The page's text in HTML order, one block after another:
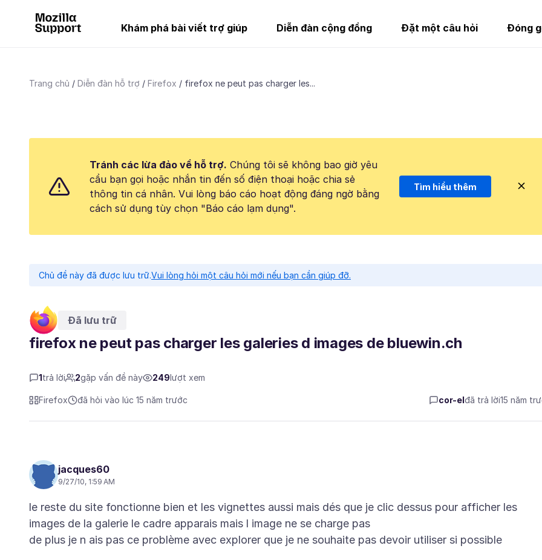
Khám phá bài viết trợ giúp Diễn đàn cộng đồng Đặt một câu hỏi Đóng
Trang chủ Diễn đàn hỗ trợ Firefox firefox ne peut pas charger les...
Tránh các lừa đảo về hỗ trợ. Chúng tôi sẽ không bao giờ yêu
cầu bạn gọi hoặc nhắn tin đến số điện thoại hoặc chia sẻ
thông tin cá nhân. Vui lòng báo cáo hoạt động đáng ngờ bằng
cách sử dụng tùy chọn "Báo cáo lạm dụng".
Tìm hiểu thêm
Chủ đề này đã được lưu trữ.Vui lòng hỏi một câu hỏi mới nếu bạn cần giúp đỡ.
Đã lưu trữ
firefox ne peut pas charger les galeries d images de bluewin.ch
1 trả lời 2gặp vấn đề này 249 lượt xem
Firefox đã hỏi vào lúc 15 năm trước cor-el đã trả lời15 năm
jacques60
9/27/10, 1:59 AM
le reste du site fonctionne bien et les vignettes aussi mais dés que je clic dessus pour afficher les
images de la galerie le cadre apparais mais l image ne se charge pas